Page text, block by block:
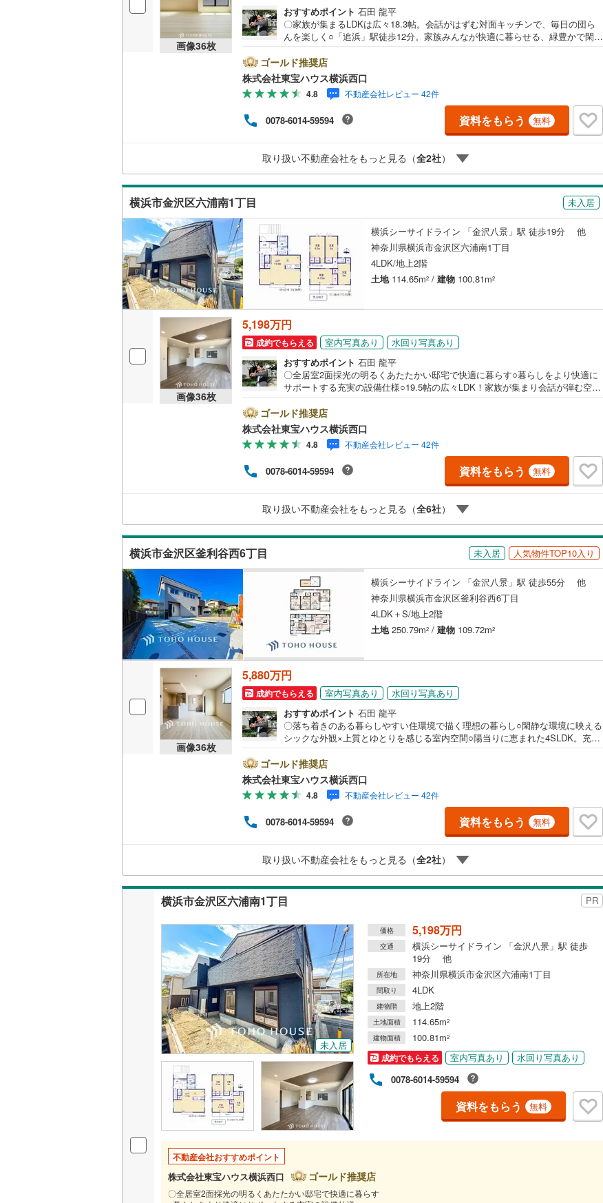
画像36枚
おすすめポイント 石田 龍平
〇家族が集まるLDKは広々18.3帖。会話がはずむ対面キッチンで、毎日の団ら
んを楽しく○「追浜」駅徒歩12分。家族みんなが快適に暮らせる、緑豊かで閑静
リとした暮らしーーーーYahoo！ 不動産キャンペーン対象店舗ーーーー当店で
物件を成約するとPayPayボーナスライトがもらえる「Yahoo！ 不動産 物件ご
成約キャンペーン」の対象になります。「資料をもらう」「見学予約をする」
ボタンからお問い合わせください。※必ずYahoo！ JAPAN IDでログインしてく
ださい。※PayPayボーナスライトは出金と譲渡はできません。有効期限は付与
日から60日です。ーーーーーーーーーーーーーーーーーーーーーーーーーー紹
介金融機関/都市銀行利率/年利 0.95％（変動金利）※上記金利は 2026年8月時点
り表記の返済額と異なる場合があります。ーーーーーーーーー
ゴールド推奨店
株式会社東宝ハウス横浜西口
4.8 不動産会社レビュー 42件
0078-6014-59594 資料をもらう 無料
取り扱い不動産会社をもっと見る（全2社）
横浜市金沢区六浦南1丁目 未入居
横浜シーサイドライン 「金沢八景」駅 徒歩19分 他
神奈川県横浜市金沢区六浦南1丁目
4LDK/地上2階
土地114.65m2 / 建物 100.81m2
画像36枚
5,198万円
成約でもらえる 室内写真あり
水回り写真あり
おすすめポイント 石田 龍平
〇全居室2面採光の明るくあたたかい邸宅で快適に暮らす○暮らしをより快適に
サポートする充実の設備仕様○19.5帖の広々LDK！家族が集まり会話が弾む空間
するとPayPayボーナスライトがもらえる「Yahoo！ 不動産 物件ご成約キャン
ペーン」の対象になります。「資料をもらう」「見学予約をする」ボタンから
お問い合わせください。※必ずYahoo！ JAPAN IDでログインしてください。※P
ayPayボーナスライトは出金と譲渡はできません。有効期限は付与日から60日
です。ーーーーーーーーーーーーーーーーーーーーーーーーーー紹介金融機関/
都市銀行利率/年利 0.95％（変動金利）※上記金利は 2026年8月時点 のものであ
り、実際の適用金利は融資実行時のものとなります。金利情勢により表記の返
ーーーー
ゴールド推奨店
株式会社東宝ハウス横浜西口
4.8 不動産会社レビュー 42件
0078-6014-59594 資料をもらう 無料
取り扱い不動産会社をもっと見る（全6社）
横浜市金沢区釜利谷西6丁目 未入居 人気物件TOP10入り
横浜シーサイドライン 「金沢八景」駅 徒歩55分 他
神奈川県横浜市金沢区釜利谷西6丁目
4LDK＋S/地上2階
土地250.79m2 / 建物 109.72m2
画像36枚
5,880万円
成約でもらえる 室内写真あり
水回り写真あり
おすすめポイント 石田 龍平
〇落ち着きのある暮らしやすい住環境で描く理想の暮らし○閑静な環境に映える
シックな外観×上質とゆとりを感じる室内空間○陽当りに恵まれた4SLDK。充実
ーーー当店で物件を成約するとPayPayボーナスライトがもらえる「Yahoo！ 不
動産 物件ご成約キャンペーン」の対象になります。「資料をもらう」「見学予
約をする」ボタンからお問い合わせください。※必ずYahoo！ JAPAN IDでログ
インしてください。※PayPayボーナスライトは出金と譲渡はできません。有効
期限は付与日から60日です。ーーーーーーーーーーーーーーーーーーーーーー
ーーーー紹介金融機関/都市銀行利率/年利 0.95％（変動金利）※上記金利は 202
6年8月時点 のものであり、実際の適用金利は融資実行時のものとなります。金
ーーーーーーーーーーーーーー
ゴールド推奨店
株式会社東宝ハウス横浜西口
4.8 不動産会社レビュー 42件
0078-6014-59594 資料をもらう 無料
取り扱い不動産会社をもっと見る（全2社）
横浜市金沢区六浦南1丁目 PR
未入居
価格 5,198万円
交通
横浜シーサイドライン 「金沢八景」駅 徒歩
19分 他
所在地 神奈川県横浜市金沢区六浦南1丁目
間取り 4LDK
建物階 地上2階
土地面積 114.65m2
建物面積 100.81m2
成約でもらえる 室内写真あり
水回り写真あり
0078-6014-59594
資料をもらう 無料
不動産会社おすすめポイント
株式会社東宝ハウス横浜西口 ゴールド推奨店
〇全居室2面採光の明るくあたたかい邸宅で快適に暮らす
阪和線(32)
おおさか東線 ( 23 ) 本四備讃線(1)
内子線 (0)
鳴門線(0
土讃線( 1
香椎線(117)
三角線( 57) 肥薩線
長崎本線(52) 唐津線(7)
佐世保線(1) 大村線(4)
豊肥本線
99) 日豊本線( 129)
日南線(40 )
後藤寺線( 3)
東北新幹線
秋田新幹線( 156) 北陸新幹線
山陽新幹線(94) 北陸新幹線（JR西日本） )
西九州新幹線 ( 4)
札幌市営地下鉄南北線(0
仙台市地下鉄南北線
仙台市地下鉄東西線(64)
東京メトロ丸ノ内方南支線( 1
東京メトロ東西線(76) 東京メトロ千代田線
都営浅草線
都営三田線(5)
都営大江戸線( 横浜市営地下鉄ブルーライン (140
名古屋市営地下鉄東山線
189 名古屋市営地下鉄名城線
名古屋市営地下鉄桜通線
京都市営地下鉄烏丸線
OsakaMetro今里筋線(5) OsakaMetro御堂筋線
OsakaMetro四つ橋線(1) OsakaMetro中央線(6)
福岡市地下鉄空港線(17)
わたらせ渓谷鐵道(0)
阿武隈急行(46) 会津鉄道
秋田内陸縦貫鉄道(0) しなの鉄道北しなの線(2)
いすみ鉄道
北越急行ほくほく線
IGRいわて銀河鉄道(1 青い森鉄道
弘南鉄道弘南線(0) 弘南鉄道大鰐線(0 )
由利高原鉄道鳥海山ろく線 (0)
長野電鉄長野線(4)
宇都宮ライトレール( ) 関東鉄道竜ケ崎線(13)
鹿島臨海鉄道大洗鹿島線
(55 ひたちなか海浜鉄道湊線
小湊鐵道(55) 千葉都市モノレール(151
上毛電気鉄道上毛線(
流鉄流山線
京成本線( 321